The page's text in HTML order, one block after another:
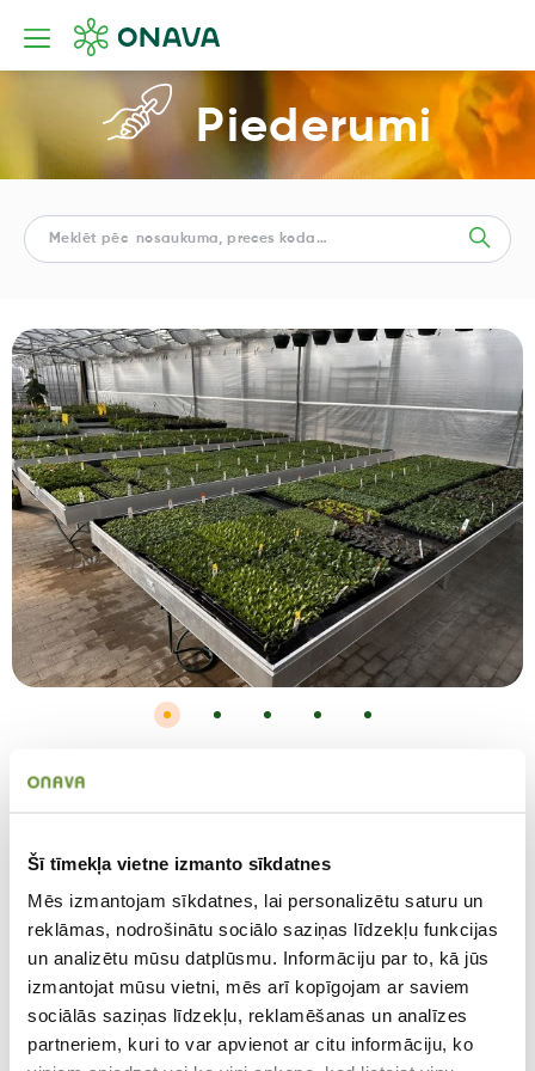
Šī tīmekļa vietne izmanto sīkdatnes
Mēs izmantojam sīkdatnes, lai personalizētu saturu un
reklāmas, nodrošinātu sociālo saziņas līdzekļu funkcijas
un analizētu mūsu datplūsmu. Informāciju par to, kā jūs
izmantojat mūsu vietni, mēs arī kopīgojam ar saviem
sociālās saziņas līdzekļu, reklamēšanas un analīzes
partneriem, kuri to var apvienot ar citu informāciju, ko
Piederumi
Saliekamie pludināmie siltumnīcu
galdi 5,0 × 1,01 m
Saliekamie pludināmie siltumnīcu galdi
5,0 × 1,01 m (52003)
Saliekamie pludināmie galdi ir praktisks risinājums
situācijām, kur nepieciešama mobilitāte un elastīga
telpas izmantošana. Galdi ir viegli saliekami un
pārvietojami, saglabājot stabilu un izturīgu konstrukciju.
Pludināšanas funkcija nodrošina vienmērīgu laistīšanu,
savukārt alumīnija konstrukcija garantē ilgmūžību un